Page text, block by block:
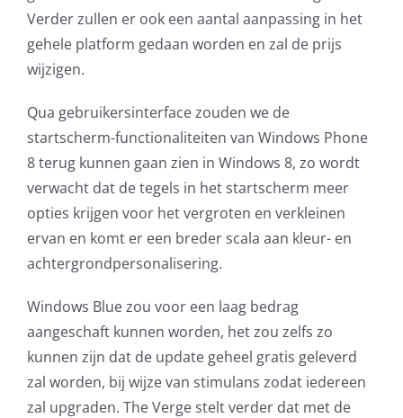
Contact
Verder zullen er ook een aantal aanpassing in het
gehele platform gedaan worden en zal de prijs
wijzigen.
Qua gebruikersinterface zouden we de
startscherm-functionaliteiten van Windows Phone
8 terug kunnen gaan zien in Windows 8, zo wordt
verwacht dat de tegels in het startscherm meer
opties krijgen voor het vergroten en verkleinen
ervan en komt er een breder scala aan kleur- en
achtergrondpersonalisering.
Windows Blue zou voor een laag bedrag
aangeschaft kunnen worden, het zou zelfs zo
kunnen zijn dat de update geheel gratis geleverd
zal worden, bij wijze van stimulans zodat iedereen
zal upgraden. The Verge stelt verder dat met de